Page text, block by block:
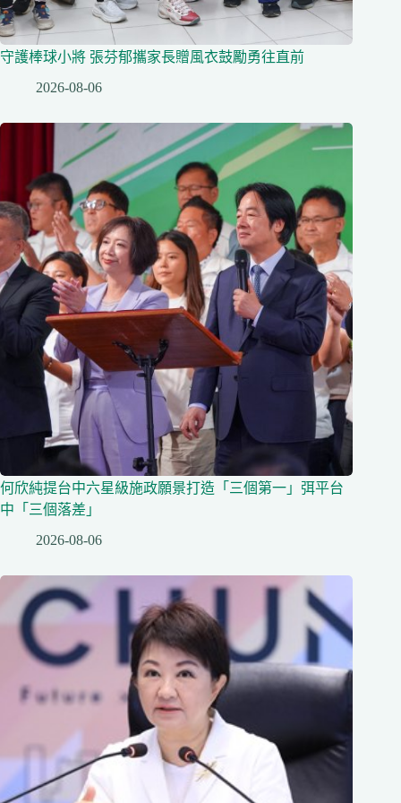
守護棒球小將 張芬郁攜家長贈風衣鼓勵勇往直前
2026-08-06
何欣純提台中六星級施政願景打造「三個第一」弭平台
中「三個落差」
2026-08-06